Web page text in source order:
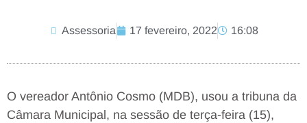
Assessoria 17 fevereiro, 2022 16:08
O vereador Antônio Cosmo (MDB), usou a tribuna da
Câmara Municipal, na sessão de terça-feira (15),